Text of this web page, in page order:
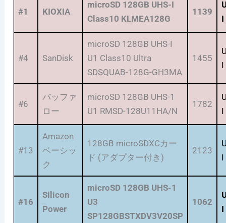
#1 KIOXIA
microSD 128GB UHS-I
Class10 KLMEA128G
1139
I
#4 SanDisk
microSD 128GB UHS-I
U1 Class10 Ultra
SDSQUAB-128G-GH3MA
1455
I
#6
バッファ
ロー
microSD 128GB UHS-1
U1 RMSD-128U11HA/N
1782
I
#13
Amazon
ベーシッ
ク
128GB microSDXCカー
ド (アダプター付き)
2123
I
#16
Silicon
Power
microSD 128GB UHS-1
U3
SP128GBSTXDV3V20SP
1062
I